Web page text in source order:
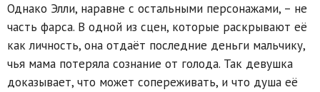
Однако Элли, наравне с остальными персонажами, – не
часть фарса. В одной из сцен, которые раскрывают её
как личность, она отдаёт последние деньги мальчику,
чья мама потеряла сознание от голода. Так девушка
доказывает, что может сопереживать, и что душа её